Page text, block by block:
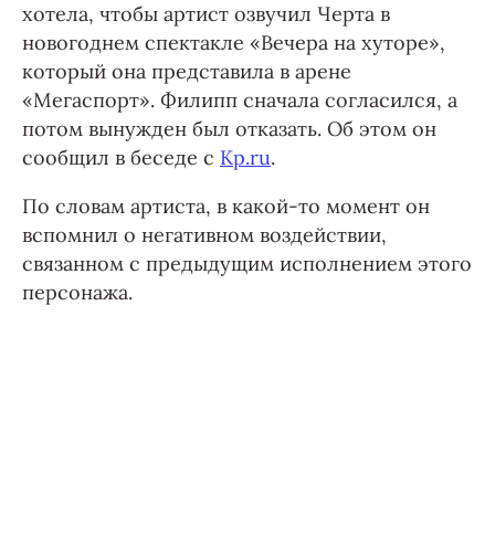
хотела, чтобы артист озвучил Черта в
новогоднем спектакле «Вечера на хуторе»,
который она представила в арене
«Мегаспорт». Филипп сначала согласился, а
потом вынужден был отказать. Об этом он
сообщил в беседе с Kp.ru.
По словам артиста, в какой-то момент он
вспомнил о негативном воздействии,
связанном с предыдущим исполнением этого
персонажа.